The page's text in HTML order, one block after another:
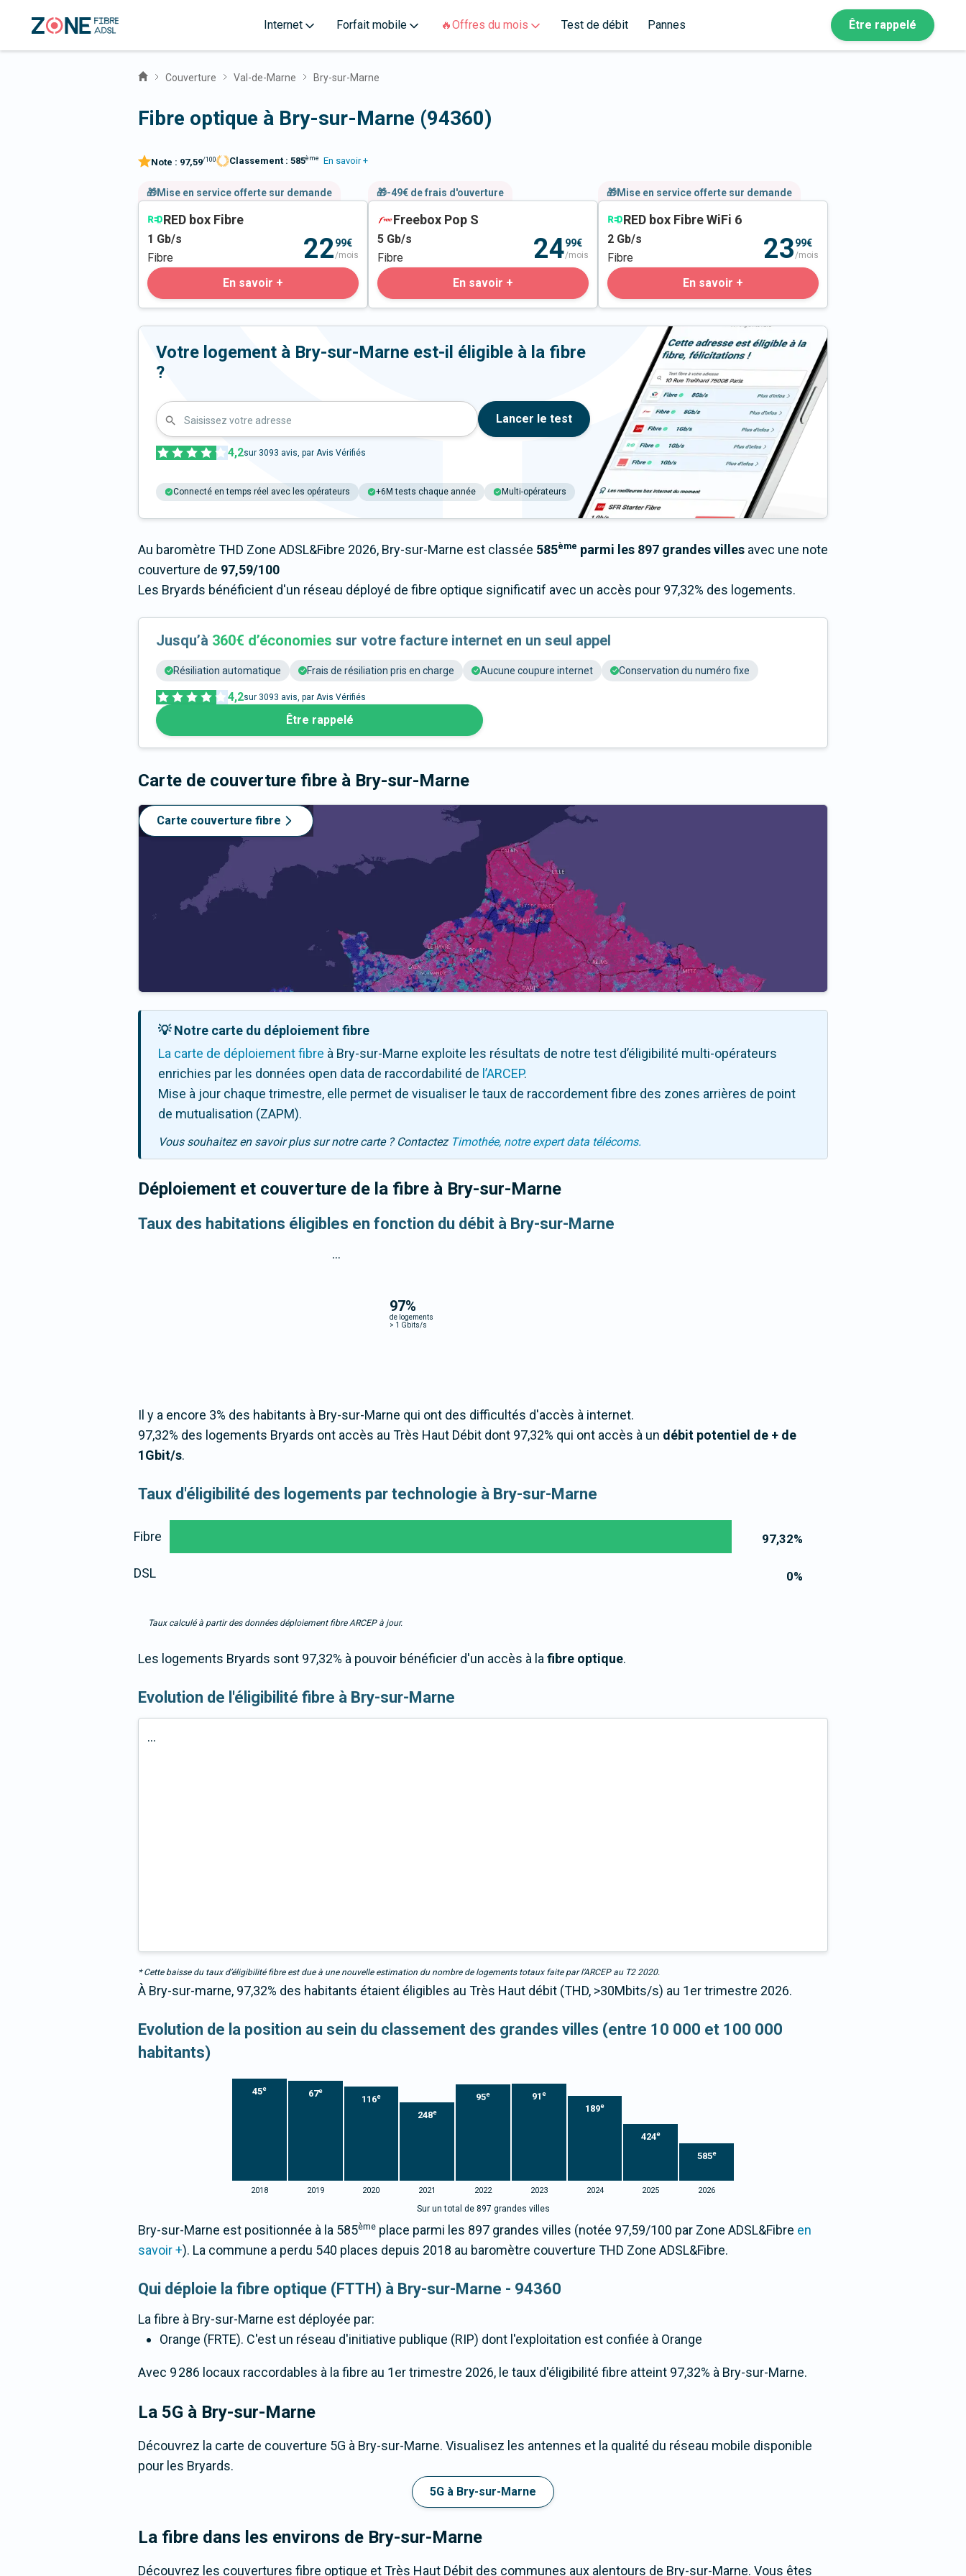
Internet Forfait mobile 🔥Offres du mois Test de débit Pannes Être rappelé
Couverture Val-de-Marne Bry-sur-Marne
Fibre optique à Bry-sur-Marne (94360)
Note : 97,59/100 Classement : 585ème En savoir +
🎁Mise en service offerte sur demande
RED box Fibre
1 Gb/s
Fibre
2299€
/mois
En savoir +
🎁-49€ de frais d'ouverture
Freebox Pop S
5 Gb/s
Fibre
2499€
/mois
En savoir +
🎁Mise en service offerte sur demande
RED box Fibre WiFi 6
2 Gb/s
Fibre
2399€
/mois
En savoir +
Votre logement à Bry-sur-Marne est-il éligible à la fibre
?
Saisissez votre adresse Lancer le test
4,2sur 3093 avis, par Avis Vérifiés
Connecté en temps réel avec les opérateurs +6M tests chaque année Multi-opérateurs
Au baromètre THD Zone ADSL&Fibre 2026, Bry-sur-Marne est classée 585ème parmi les 897 grandes villes avec une note
couverture de 97,59/100
Les Bryards bénéficient d'un réseau déployé de fibre optique significatif avec un accès pour 97,32% des logements.
Jusqu’à 360€ d’économies sur votre facture internet en un seul appel
Résiliation automatique Frais de résiliation pris en charge Aucune coupure internet Conservation du numéro fixe
4,2sur 3093 avis, par Avis Vérifiés
Être rappelé
Carte de couverture fibre à Bry-sur-Marne
Carte couverture fibre
💡 Notre carte du déploiement fibre
La carte de déploiement fibre à Bry-sur-Marne exploite les résultats de notre test d’éligibilité multi-opérateurs
enrichies par les données open data de raccordabilité de l’ARCEP.
Mise à jour chaque trimestre, elle permet de visualiser le taux de raccordement fibre des zones arrières de point
de mutualisation (ZAPM).
Vous souhaitez en savoir plus sur notre carte ? Contactez Timothée, notre expert data télécoms.
Déploiement et couverture de la fibre à Bry-sur-Marne
Taux des habitations éligibles en fonction du débit à Bry-sur-Marne
97%
de logements
> 1 Gbits/s
...
Il y a encore 3% des habitants à Bry-sur-Marne qui ont des difficultés d'accès à internet.
97,32% des logements Bryards ont accès au Très Haut Débit dont 97,32% qui ont accès à un débit potentiel de + de
1Gbit/s.
Taux d'éligibilité des logements par technologie à Bry-sur-Marne
97,32%
0%
Fibre
DSL
Taux calculé à partir des données déploiement fibre ARCEP à jour.
Les logements Bryards sont 97,32% à pouvoir bénéficier d'un accès à lafibre optique.
Evolution de l'éligibilité fibre à Bry-sur-Marne
...
* Cette baisse du taux d’éligibilité fibre est due à une nouvelle estimation du nombre de logements totaux faite par l’ARCEP au T2 2020.
À Bry-sur-marne, 97,32% des habitants étaient éligibles au Très Haut débit (THD, >30Mbits/s) au 1er trimestre 2026.
Evolution de la position au sein du classement des grandes villes (entre 10 000 et 100 000
habitants)
45e 67e
116e
248e
95e 91 e
189e
424e
585e
2018 2019 2020 2021 2022 2023 2024 2025 2026
Sur un total de 897 grandes villes
Bry-sur-Marne est positionnée à la 585ème place parmi les 897 grandes villes (notée 97,59/100 par Zone ADSL&Fibre en
savoir +). La commune a perdu 540 places depuis 2018 au baromètre couverture THD Zone ADSL&Fibre.
Qui déploie la fibre optique (FTTH) à Bry-sur-Marne - 94360
La fibre à Bry-sur-Marne est déployée par:
Orange (FRTE). C'est un réseau d'initiative publique (RIP) dont l'exploitation est confiée à Orange
Avec 9 286 locaux raccordables à la fibre au 1er trimestre 2026, le taux d'éligibilité fibre atteint 97,32% à Bry-sur-Marne.
La 5G à Bry-sur-Marne
Découvrez la carte de couverture 5G à Bry-sur-Marne. Visualisez les antennes et la qualité du réseau mobile disponible
pour les Bryards.
5G à Bry-sur-Marne
La fibre dans les environs de Bry-sur-Marne
Découvrez les couvertures fibre optique et Très Haut Débit des communes aux alentours de Bry-sur-Marne. Vous êtes